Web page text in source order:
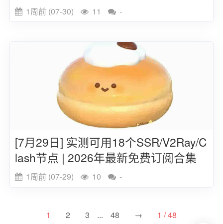
链接1周前 (07-30) 11 -
[7月29日] 实测可用18个SSR/V2Ray/C
lash节点 | 2026年最新免费订阅合集
1周前 (07-29) 10 -
1 2 3 ... 48 → 1 / 48